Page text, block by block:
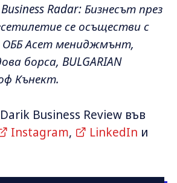
Radar: Бизнесът през
се осъществи с
ОББ Асет мениджмънт,
борса, BULGARIAN
Кънект.
Business Review във
Instagram, LinkedIn и